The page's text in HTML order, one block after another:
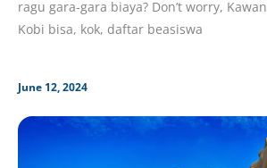
ragu gara-gara biaya? Don’t worry,
Kobi bisa, kok, daftar beasiswa
June 12, 2024